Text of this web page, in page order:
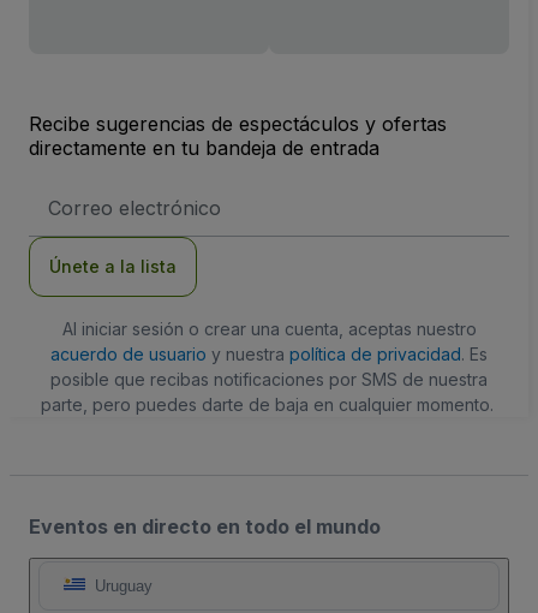
Recibe sugerencias de espectáculos y ofertas
directamente en tu bandeja de entrada
de
Únete a la lista
Al iniciar sesión o crear una cuenta, aceptas nuestro
acuerdo de usuario y nuestra política de privacidad. Es
posible que recibas notificaciones por SMS de nuestra
parte, pero puedes darte de baja en cualquier momento.
Eventos en directo en todo el mundo
Uruguay